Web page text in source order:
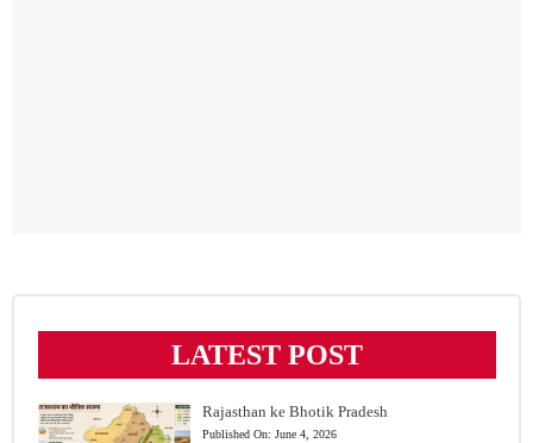
LATEST POST
Rajasthan ke Bhotik Pradesh
Published On: June 4, 2026